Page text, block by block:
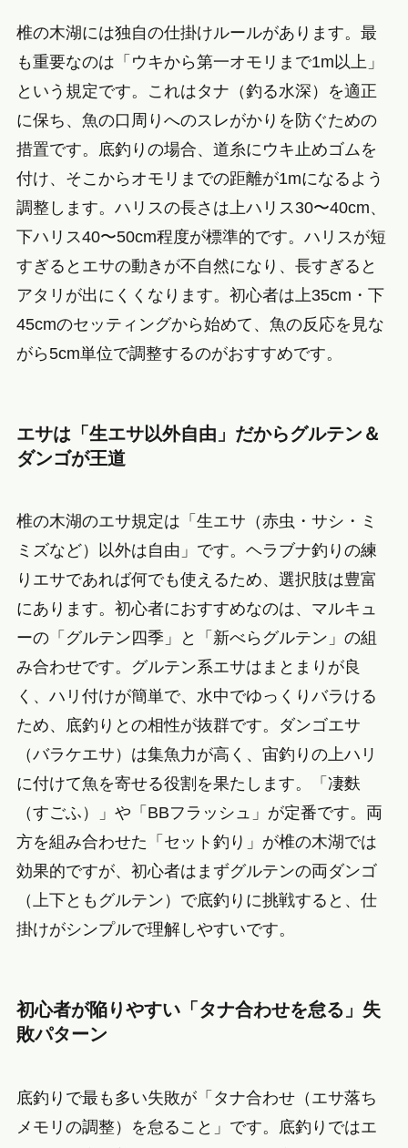
椎の木湖には独自の仕掛けルールがあります。最
も重要なのは「ウキから第一オモリまで1m以上」
という規定です。これはタナ（釣る水深）を適正
に保ち、魚の口周りへのスレがかりを防ぐための
措置です。底釣りの場合、道糸にウキ止めゴムを
付け、そこからオモリまでの距離が1mになるよう
調整します。ハリスの長さは上ハリス30〜40cm、
下ハリス40〜50cm程度が標準的です。ハリスが短
すぎるとエサの動きが不自然になり、長すぎると
アタリが出にくくなります。初心者は上35cm・下
45cmのセッティングから始めて、魚の反応を見な
がら5cm単位で調整するのがおすすめです。
エサは「生エサ以外自由」だからグルテン＆
ダンゴが王道
椎の木湖のエサ規定は「生エサ（赤虫・サシ・ミ
ミズなど）以外は自由」です。ヘラブナ釣りの練
りエサであれば何でも使えるため、選択肢は豊富
にあります。初心者におすすめなのは、マルキュ
ーの「グルテン四季」と「新べらグルテン」の組
み合わせです。グルテン系エサはまとまりが良
く、ハリ付けが簡単で、水中でゆっくりバラける
ため、底釣りとの相性が抜群です。ダンゴエサ
（バラケエサ）は集魚力が高く、宙釣りの上ハリ
に付けて魚を寄せる役割を果たします。「凄麩
（すごふ）」や「BBフラッシュ」が定番です。両
方を組み合わせた「セット釣り」が椎の木湖では
効果的ですが、初心者はまずグルテンの両ダンゴ
（上下ともグルテン）で底釣りに挑戦すると、仕
掛けがシンプルで理解しやすいです。
初心者が陥りやすい「タナ合わせを怠る」失
敗パターン
底釣りで最も多い失敗が「タナ合わせ（エサ落ち
メモリの調整）を怠ること」です。底釣りではエ